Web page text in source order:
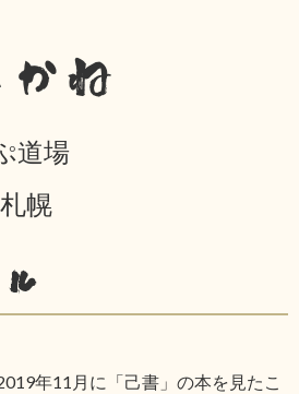
ね
道場
幌
年11月に「己書」の本を見たこ